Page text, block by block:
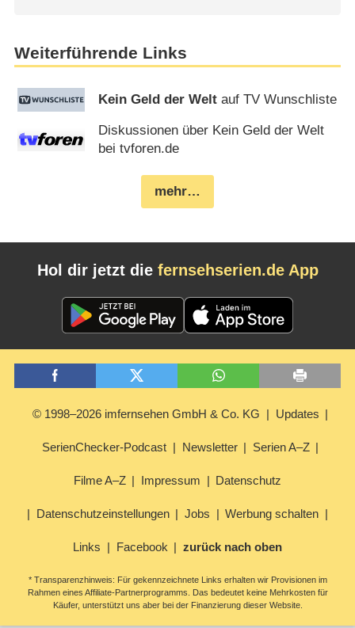
Weiterführende Links
Kein Geld der Welt auf TV Wunschliste
Diskussionen über Kein Geld der Welt
bei tvforen.de
mehr…
Hol dir jetzt die fernsehserien.de App
© 1998–2026 imfernsehen GmbH & Co. KG Updates
SerienChecker-Podcast Newsletter Serien A–Z
Filme A–Z Impressum Datenschutz
Datenschutzeinstellungen Jobs Werbung schalten
Links Facebook zurück nach oben
* Transparenzhinweis: Für gekennzeichnete Links erhalten wir Provisionen im
Rahmen eines Affiliate-Partnerprogramms. Das bedeutet keine Mehrkosten für
Käufer, unterstützt uns aber bei der Finanzierung dieser Website.